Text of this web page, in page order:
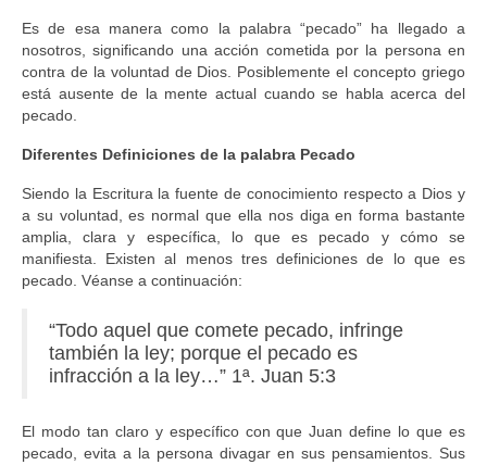
Es de esa manera como la palabra “pecado” ha llegado a
nosotros, significando una acción cometida por la persona en
contra de la voluntad de Dios. Posiblemente el concepto griego
está ausente de la mente actual cuando se habla acerca del
pecado.
Diferentes Definiciones de la palabra Pecado
Siendo la Escritura la fuente de conocimiento respecto a Dios y
a su voluntad, es normal que ella nos diga en forma bastante
amplia, clara y específica, lo que es pecado y cómo se
manifiesta. Existen al menos tres definiciones de lo que es
pecado. Véanse a continuación:
“Todo aquel que comete pecado, infringe
también la ley; porque el pecado es
infracción a la ley…” 1ª. Juan 5:3
El modo tan claro y específico con que Juan define lo que es
pecado, evita a la persona divagar en sus pensamientos. Sus